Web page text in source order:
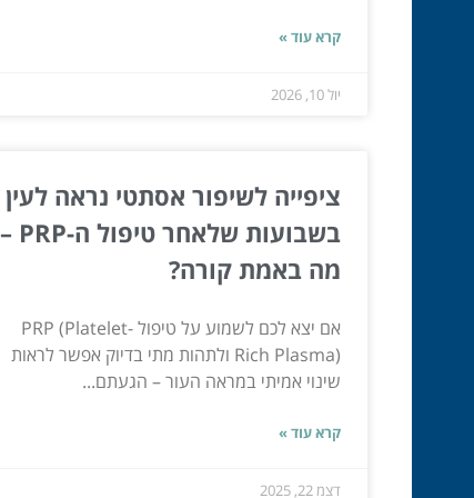
קרא עוד »
יול 10, 2026
ציפייה לשיפור אסתטי נראה לעין
בשבועות שלאחר טיפול ה-PRP –
מה באמת קורה?
אם יצא לכם לשמוע על טיפול PRP (Platelet-
Rich Plasma) ולתהות מתי בדיוק אפשר לראות
שינוי אמיתי במראה העור – הגעתם...
קרא עוד »
דצמ 22, 2025